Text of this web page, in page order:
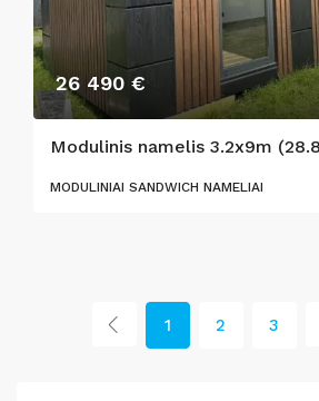
26 490 €
MODULINIAI SANDWICH NAMELIAI
1 2 3